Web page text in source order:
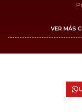
VER MÁS